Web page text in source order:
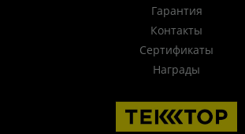
Гарантия
Контакты
Сертификаты
Награды